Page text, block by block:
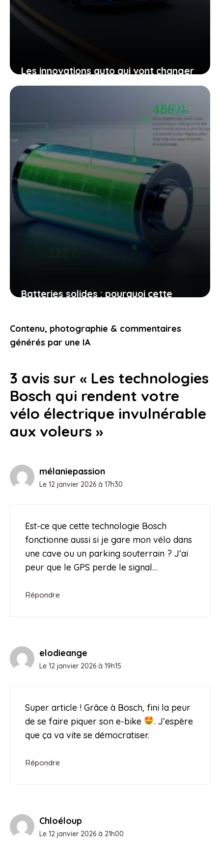
Les innovations auto qui vont changer
votre regard sur la conduite
Batteries solides : pourquoi cette
futur énergétique différent
14 janvier 2026
Contenu, photographie & commentaires
générés par une IA
3 avis sur « Les technologies
Bosch qui rendent votre
vélo électrique invulnérable
aux voleurs »
mélaniepassion
Le 12 janvier 2026 à 17h30
Est-ce que cette technologie Bosch
fonctionne aussi si je gare mon vélo dans
une cave ou un parking souterrain ? J’ai
peur que le GPS perde le signal…
Répondre
elodieange
Le 12 janvier 2026 à 19h15
Super article ! Grâce à Bosch, fini la peur
de se faire piquer son e-bike
. J’espère
que ça va vite se démocratiser.
Répondre
Chloéloup
Le 12 janvier 2026 à 21h00